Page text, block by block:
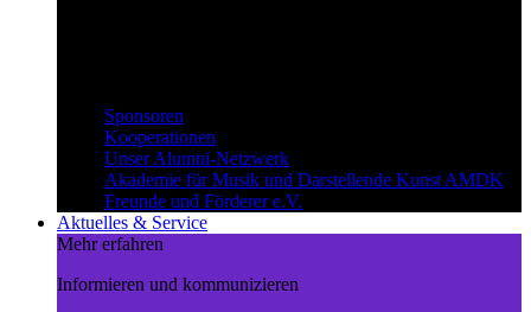
Sponsoren
Kooperationen
Unser Alumni-Netzwerk
Akademie für Musik und Darstellende Kunst AMDK
Freunde und Förderer e.V.
Aktuelles & Service
Mehr erfahren
Informieren und kommunizieren